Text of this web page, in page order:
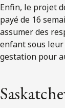
Enfin, le projet
payé de 16
assumer des
enfant sous
gestation pour